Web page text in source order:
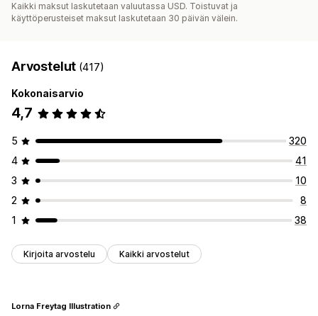
Kaikki maksut laskutetaan valuutassa USD. Toistuvat ja
käyttöperusteiset maksut laskutetaan 30 päivän välein.
Arvostelut (417)
Kokonaisarvio
4,7
5
320
4
41
3
10
2
8
1
38
Kirjoita arvostelu Kaikki arvostelut
Lorna Freytag Illustration